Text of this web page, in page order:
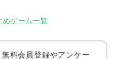
めゲーム一覧
料会員登録やアンケー